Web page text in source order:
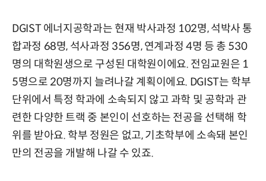
DGIST 에너지공학과는 현재 박사과정 102명, 석박사 통
합과정 68명, 석사과정 356명, 연계과정 4명 등 총 530
명의 대학원생으로 구성된 대학원이에요. 전임교원은 1
5명으로 20명까지 늘려나갈 계획이에요. DGIST는 학부
단위에서 특정 학과에 소속되지 않고 과학 및 공학과 관
련한 다양한 트랙 중 본인이 선호하는 전공을 선택해 학
위를 받아요. 학부 정원은 없고, 기초학부에 소속돼 본인
만의 전공을 개발해 나갈 수 있죠.